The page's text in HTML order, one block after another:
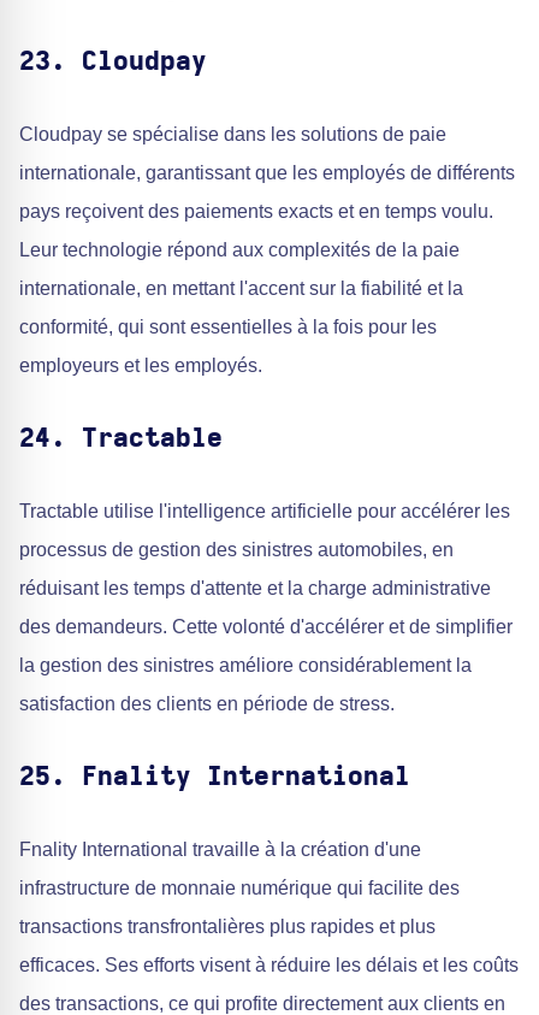
23. Cloudpay
Cloudpay se spécialise dans les solutions de paie
internationale, garantissant que les employés de différents
pays reçoivent des paiements exacts et en temps voulu.
Leur technologie répond aux complexités de la paie
internationale, en mettant l'accent sur la fiabilité et la
conformité, qui sont essentielles à la fois pour les
employeurs et les employés.
24. Tractable
Tractable utilise l'intelligence artificielle pour accélérer les
processus de gestion des sinistres automobiles, en
réduisant les temps d'attente et la charge administrative
des demandeurs. Cette volonté d'accélérer et de simplifier
la gestion des sinistres améliore considérablement la
satisfaction des clients en période de stress.
25. Fnality International
Fnality International travaille à la création d'une
infrastructure de monnaie numérique qui facilite des
transactions transfrontalières plus rapides et plus
efficaces. Ses efforts visent à réduire les délais et les coûts
des transactions, ce qui profite directement aux clients en